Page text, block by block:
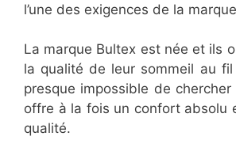
l’une des exigences de la
La marque Bultex est née et ils
la qualité de leur sommeil au
presque impossible de
offre à la fois un confort absolu
qualité.